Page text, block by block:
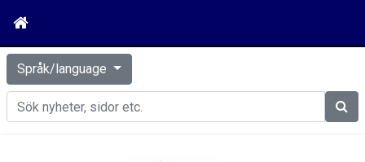
Språk/language
Sök